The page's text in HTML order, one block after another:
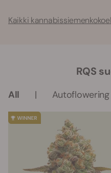
Kaikki
RQS
All Autoflowering